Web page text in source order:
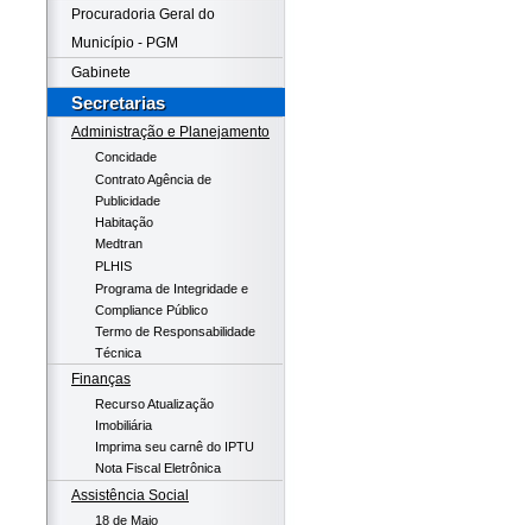
Procuradoria Geral do
Município - PGM
Gabinete
Secretarias
Administração e Planejamento
Concidade
Contrato Agência de
Publicidade
Habitação
Medtran
PLHIS
Programa de Integridade e
Compliance Público
Termo de Responsabilidade
Técnica
Finanças
Recurso Atualização
Imobiliária
Imprima seu carnê do IPTU
Nota Fiscal Eletrônica
Assistência Social
18 de Maio